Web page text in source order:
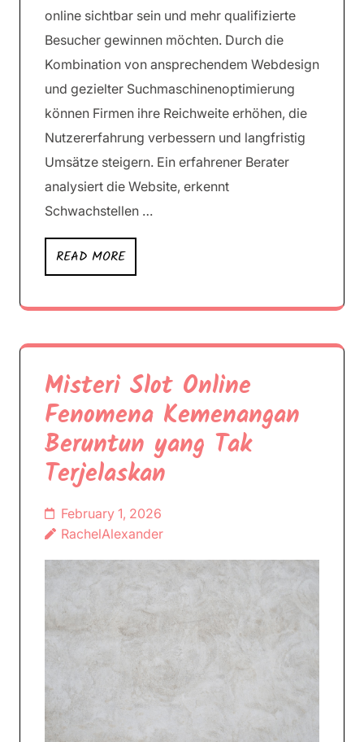
online sichtbar sein und mehr qualifizierte
Besucher gewinnen möchten. Durch die
Kombination von ansprechendem Webdesign
und gezielter Suchmaschinenoptimierung
können Firmen ihre Reichweite erhöhen, die
Nutzererfahrung verbessern und langfristig
Umsätze steigern. Ein erfahrener Berater
analysiert die Website, erkennt
Schwachstellen …
READ MORE
Misteri Slot Online
Fenomena Kemenangan
Beruntun yang Tak
Terjelaskan
February 1, 2026
RachelAlexander